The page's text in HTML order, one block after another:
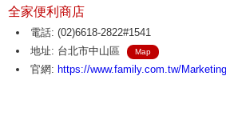
全家便利商店
電話: (02)6618-2822#1541
地址: 台北市中山區
Map
官網: https://www.family.com.tw/